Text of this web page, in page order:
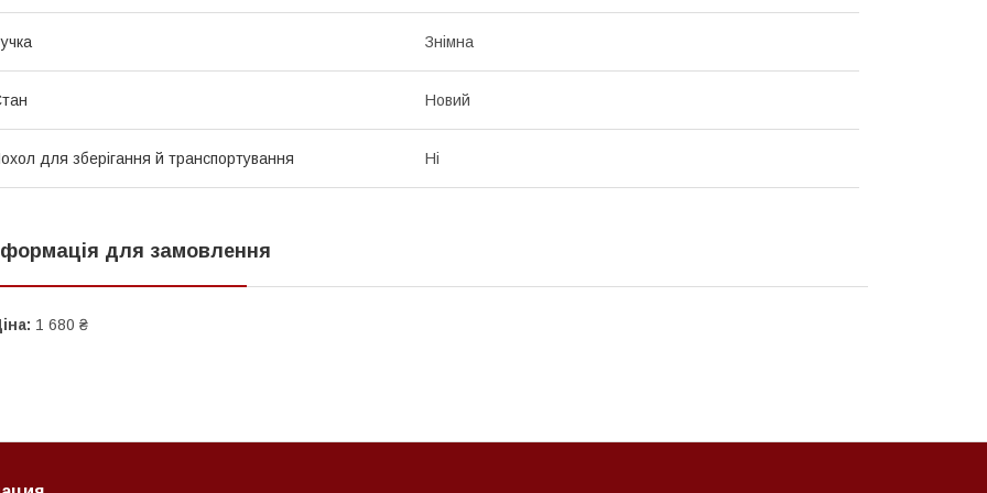
Знімна
Новий
для зберігання й транспортування Ні
для замовлення
1 680 ₴